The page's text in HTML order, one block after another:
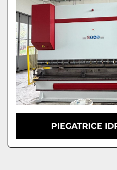
PIEGATRICE